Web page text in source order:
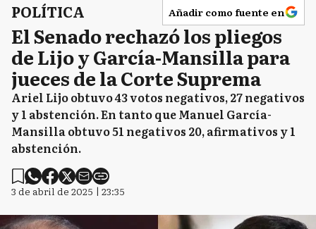
POLÍTICA Añadir como fuente en
El Senado rechazó los pliegos
de Lijo y García-Mansilla para
jueces de la Corte Suprema
Ariel Lijo obtuvo 43 votos negativos, 27 negativos
y 1 abstención. En tanto que Manuel García-
Mansilla obtuvo 51 negativos 20, afirmativos y 1
abstención.
3 de abril de 2025 | 23:35